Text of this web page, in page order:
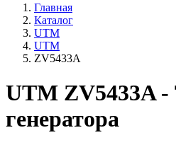
Главная
Каталог
UTM
UTM
ZV5433A
UTM ZV5433A
генератора